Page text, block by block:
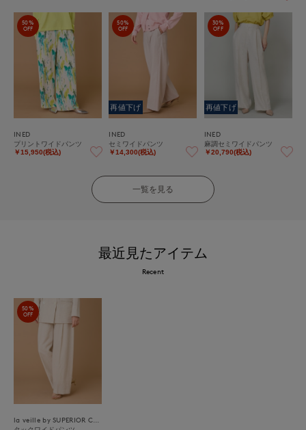
50%
OFF
INED
プリントワイドパンツ
￥15,950(税込)
50%
OFF
再値下げ
INED
セミワイドパンツ
￥14,300(税込)
30%
OFF
再値下げ
INED
麻調セミワイドパンツ
￥20,790(税込)
一覧を見る
最近見たアイテム
Recent
50%
OFF